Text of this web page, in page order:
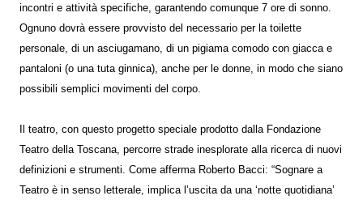
incontri e attività specifiche, garantendo comunque 7 ore di sonno.
Ognuno dovrà essere provvisto del necessario per la toilette
personale, di un asciugamano, di un pigiama comodo con giacca e
pantaloni (o una tuta ginnica), anche per le donne, in modo che siano
possibili semplici movimenti del corpo.
Il teatro, con questo progetto speciale prodotto dalla Fondazione
Teatro della Toscana, percorre strade inesplorate alla ricerca di nuovi
definizioni e strumenti. Come afferma Roberto Bacci: “Sognare a
Teatro è in senso letterale, implica l’uscita da una ‘notte quotidiana’